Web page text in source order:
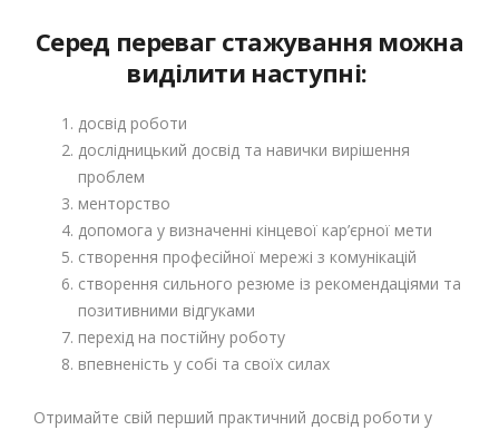
Серед переваг стажування можна
виділити наступні:
досвід роботи
дослідницький досвід та навички вирішення
проблем
менторство
допомога у визначенні кінцевої кар’єрної мети
створення професійної мережі з комунікацій
створення сильного резюме із рекомендаціями та
позитивними відгуками
перехід на постійну роботу
впевненість у собі та своїх силах
Отримайте свій перший практичний досвід роботи у